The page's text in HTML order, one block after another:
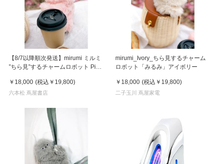
【8/7以降順次発送】mirumi ミルミ
”ちら見”するチャームロボット Pink
￥18,000 (税込 ￥19,800)
六本松 蔦屋書店
mirumi_Ivory_ちら見するチャーム
ロボット「みるみ」アイボリー
￥18,000 (税込 ￥19,800)
二子玉川 蔦屋家電